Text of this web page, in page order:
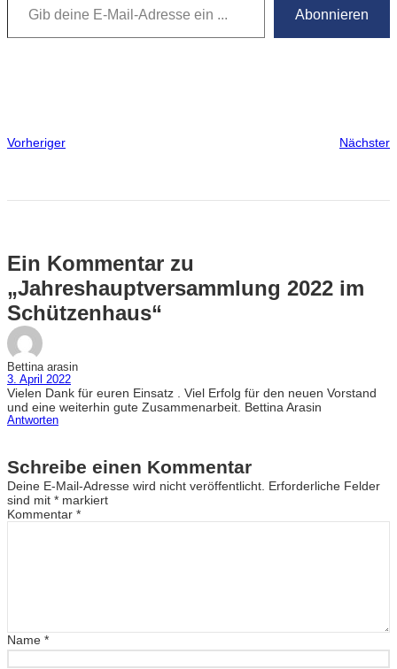
Abonnieren
Vorheriger Nächster
Ein Kommentar zu
„Jahreshauptversammlung 2022 im
Schützenhaus“
Bettina arasin
3. April 2022
Vielen Dank für euren Einsatz . Viel Erfolg für den neuen Vorstand
und eine weiterhin gute Zusammenarbeit. Bettina Arasin
Antworten
Schreibe einen Kommentar
Deine E-Mail-Adresse wird nicht veröffentlicht. Erforderliche Felder
sind mit * markiert
Kommentar *
Name *